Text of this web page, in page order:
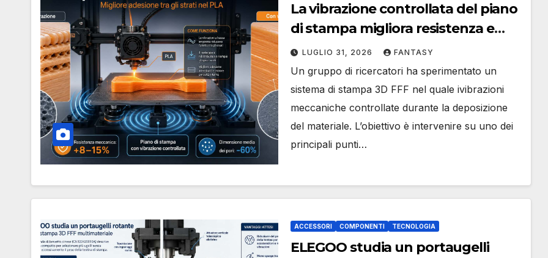
La vibrazione controllata del piano
di stampa migliora resistenza e
adesione del PLA
LUGLIO 31, 2026 FANTASY
Un gruppo di ricercatori ha sperimentato un
sistema di stampa 3D FFF nel quale ivibrazioni
meccaniche controllate durante la deposizione
del materiale. L’obiettivo è intervenire su uno dei
principali punti…
ACCESSORI COMPONENTI TECNOLOGIA
ELEGOO studia un portaugelli